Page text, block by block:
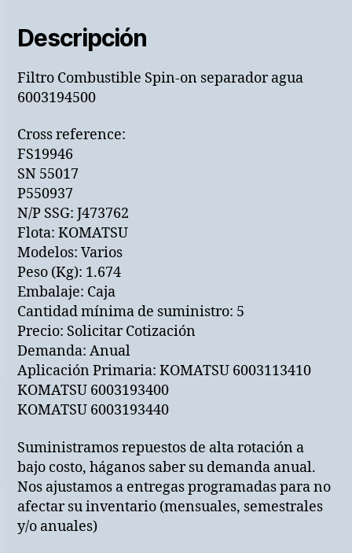
Descripción
Filtro Combustible Spin-on separador agua
6003194500
Cross reference:
FS19946
SN 55017
P550937
N/P SSG: J473762
Flota: KOMATSU
Modelos: Varios
Peso (Kg): 1.674
Embalaje: Caja
Cantidad mínima de suministro: 5
Precio: Solicitar Cotización
Demanda: Anual
Aplicación Primaria: KOMATSU 6003113410
KOMATSU 6003193400
KOMATSU 6003193440
Suministramos repuestos de alta rotación a
bajo costo, háganos saber su demanda anual.
Nos ajustamos a entregas programadas para no
afectar su inventario (mensuales, semestrales
y/o anuales)